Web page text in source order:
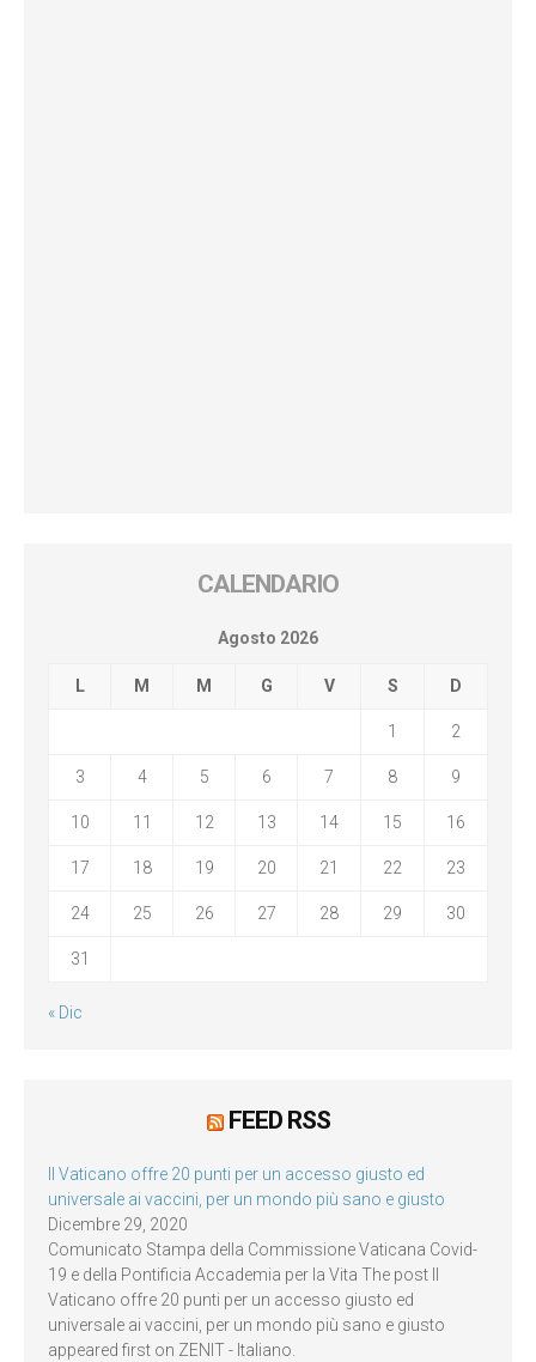
CALENDARIO
Agosto 2026
L M M G V S D
1 2
3 4 5 6 7 8 9
10 11 12 13 14 15 16
17 18 19 20 21 22 23
24 25 26 27 28 29 30
31
« Dic
FEED RSS
Il Vaticano offre 20 punti per un accesso giusto ed
universale ai vaccini, per un mondo più sano e giusto
Dicembre 29, 2020
Comunicato Stampa della Commissione Vaticana Covid-
19 e della Pontificia Accademia per la Vita The post Il
Vaticano offre 20 punti per un accesso giusto ed
universale ai vaccini, per un mondo più sano e giusto
appeared first on ZENIT - Italiano.